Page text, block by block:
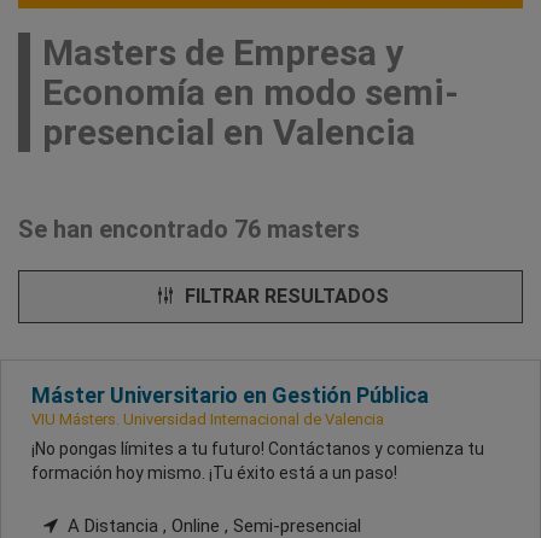
Masters de Empresa y
Economía en modo semi-
presencial en Valencia
Se han encontrado 76 masters
FILTRAR RESULTADOS
Máster Universitario en Gestión Pública
VIU Másters. Universidad Internacional de Valencia
¡No pongas límites a tu futuro! Contáctanos y comienza tu
formación hoy mismo. ¡Tu éxito está a un paso!
A Distancia , Online , Semi-presencial